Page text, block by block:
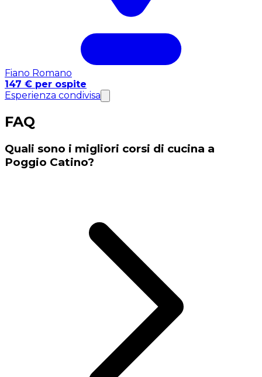
Fiano Romano
147 € per ospite
Esperienza condivisa
FAQ
Quali sono i migliori corsi di cucina a
Poggio Catino?